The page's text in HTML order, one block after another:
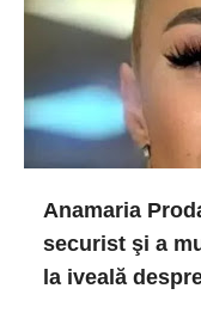
Anamaria
securist şi a
la iveală